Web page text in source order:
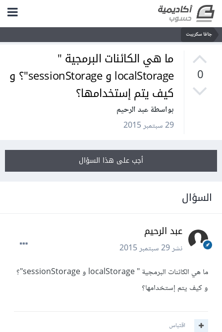
جافا سكريبت
0
ما هي الكائنات البرمجية "
localStorage و sessionStorage"؟ و
كيف يتم إستخدامها؟
بواسطة عبد الرحيم
29 سبتمبر 2015
أجب على هذا السؤال
السؤال
عبد الرحيم
نشر29 سبتمبر 2015
ما هي الكائنات البرمجية " localStorage و sessionStorage"؟
و كيف يتم إستخدامها؟
اقتباس